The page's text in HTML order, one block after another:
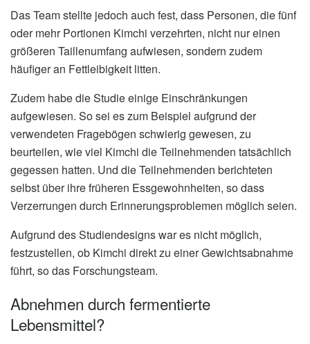
Das Team stellte jedoch auch fest, dass Personen, die fünf
oder mehr Portionen Kimchi verzehrten, nicht nur einen
größeren Taillenumfang aufwiesen, sondern zudem
häufiger an Fettleibigkeit litten.
Zudem habe die Studie einige Einschränkungen
aufgewiesen. So sei es zum Beispiel aufgrund der
verwendeten Fragebögen schwierig gewesen, zu
beurteilen, wie viel Kimchi die Teilnehmenden tatsächlich
gegessen hatten. Und die Teilnehmenden berichteten
selbst über ihre früheren Essgewohnheiten, so dass
Verzerrungen durch Erinnerungsproblemen möglich seien.
Aufgrund des Studiendesigns war es nicht möglich,
festzustellen, ob Kimchi direkt zu einer Gewichtsabnahme
führt, so das Forschungsteam.
Abnehmen durch fermentierte
Lebensmittel?